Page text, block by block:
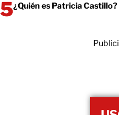
¿Quién es Patricia Castillo?